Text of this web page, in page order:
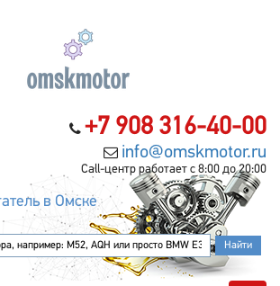
+7 908 316-40-00
info@omskmotor.ru
Call-центр работает с 8:00 до 20:00
в Омске